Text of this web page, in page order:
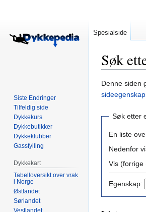
Søk
Hopp
til
Hopp
til
Denne siden
Søk etter
En liste
Nedenfor
Vis (forrige
Egenskap:
Spesialside
Siste Endringer
Tilfeldig side
Dykkekurs
Dykkebutikker
Dykkeklubber
Gassfylling
Dykkekart
Tabelloversikt over vrak
i Norge
Østlandet
Sørlandet
Vestlandet